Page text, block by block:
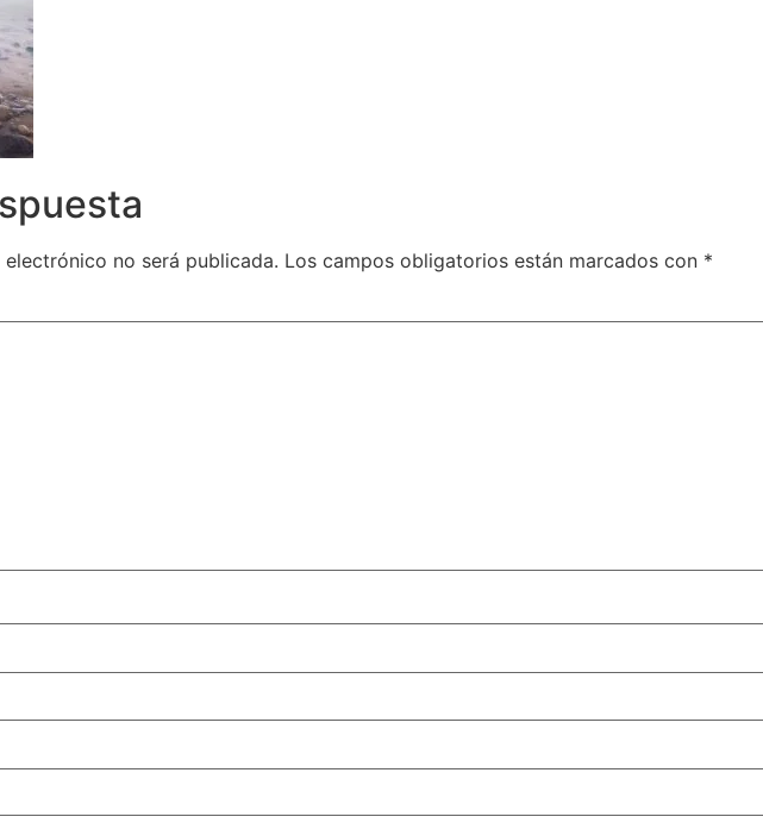
no será publicada. Los campos obligatorios están marcados con *